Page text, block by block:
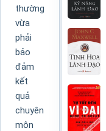
thường
vừa
phải
bảo
đảm
kết
quả
chuyên
môn